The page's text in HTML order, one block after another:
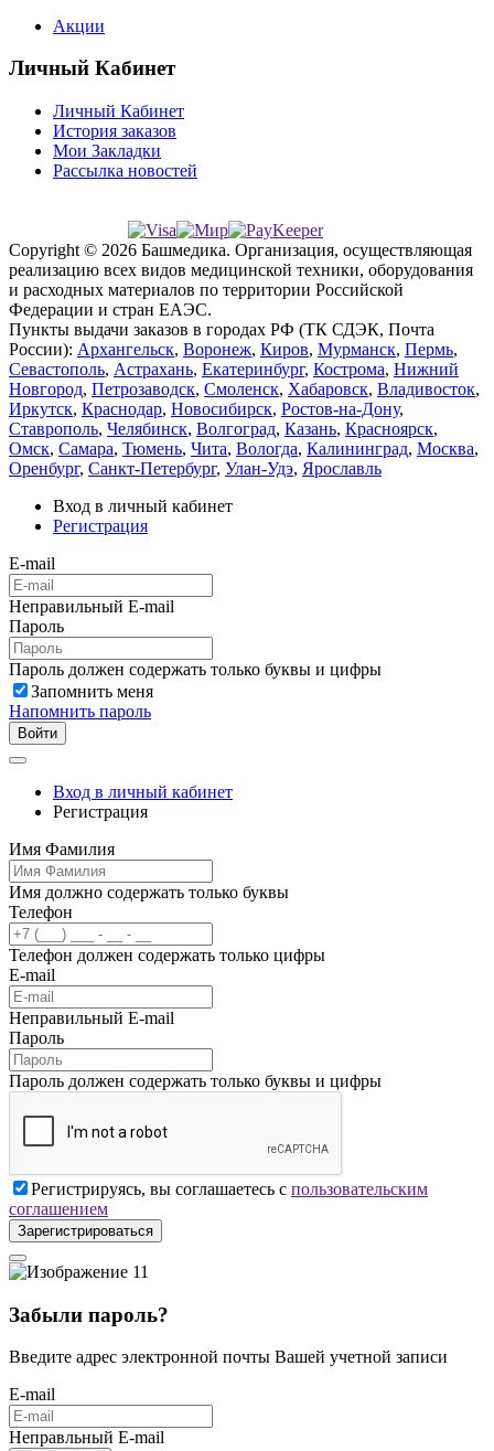
Акции
Личный Кабинет
Личный Кабинет
История заказов
Мои Закладки
Рассылка новостей
Copyright © 2026 Башмедика. Организация, осуществляющая
реализацию всех видов медицинской техники, оборудования
и расходных материалов по территории Российской
Федерации и стран ЕАЭС.
Пункты выдачи заказов в городах РФ (ТК СДЭК, Почта
России): Архангельск, Воронеж, Киров, Мурманск, Пермь,
Севастополь, Астрахань, Екатеринбург, Кострома, Нижний
Новгород, Петрозаводск, Смоленск, Хабаровск, Владивосток,
Иркутск, Краснодар, Новосибирск, Ростов-на-Дону,
Ставрополь, Челябинск, Волгоград, Казань, Красноярск,
Омск, Самара, Тюмень, Чита, Вологда, Калининград, Москва,
Оренбург, Санкт-Петербург, Улан-Удэ, Ярославль
Вход в личный кабинет
Регистрация
E-mail
Неправильный E-mail
Пароль
Пароль должен содержать только буквы и цифры
Запомнить меня
Напомнить пароль
Войти
Вход в личный кабинет
Регистрация
Имя Фамилия
Имя должно содержать только буквы
Телефон
Телефон должен содержать только цифры
E-mail
Неправильный E-mail
Пароль
Пароль должен содержать только буквы и цифры
Регистрируясь, вы соглашаетесь с пользовательским
соглашением
Зарегистрироваться
Забыли пароль?
Введите адрес электронной почты Вашей учетной записи
E-mail
Неправльный E-mail